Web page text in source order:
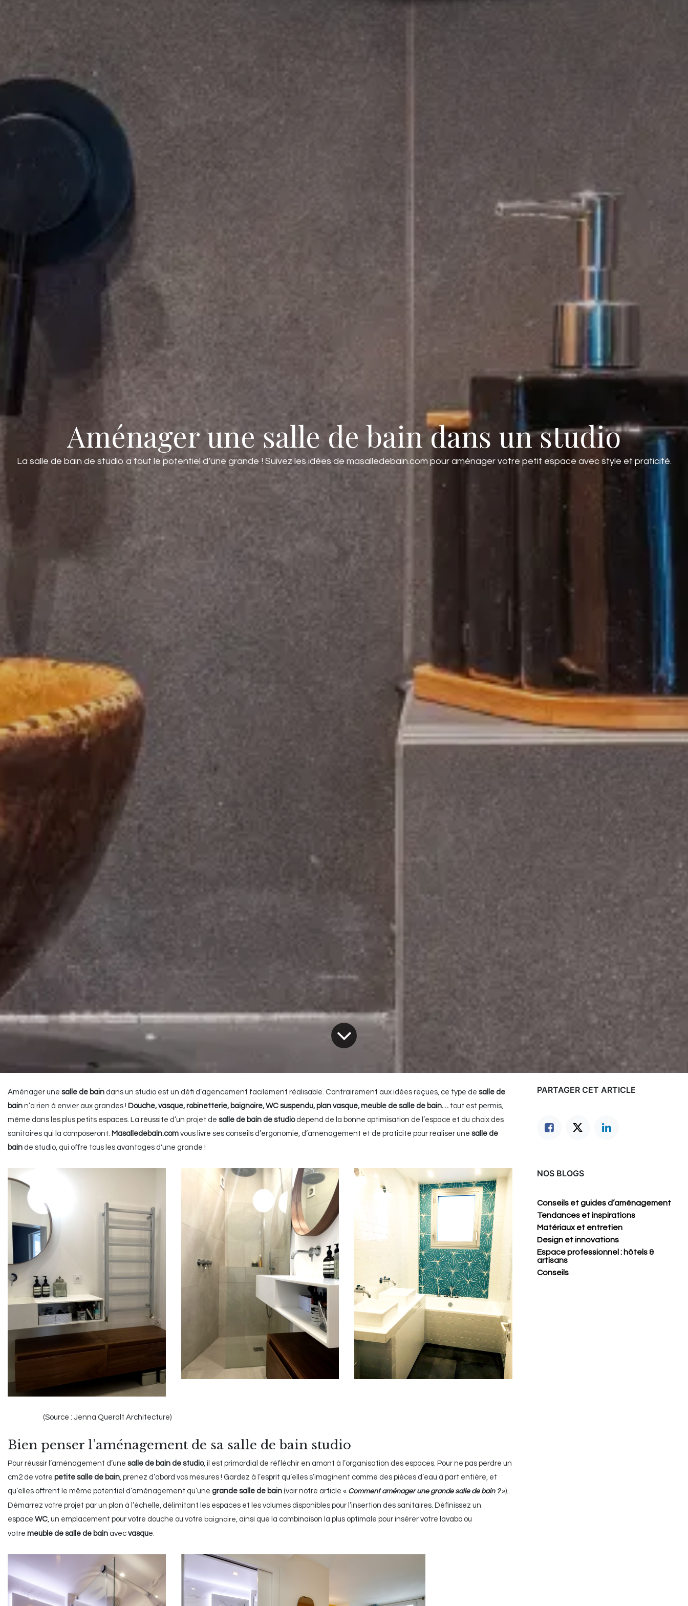
Aménager une salle de bain dans un studio
La salle de bain de studio a tout le potentiel d’une grande ! Suivez les idées de masalledebain.com pour aménager votre petit espace avec style et praticité.
Aménager une salle de bain dans un studio est un défi d’agencement facilement réalisable. Contrairement aux idées reçues, ce type de salle de
bain n’a rien à envier aux grandes ! Douche, vasque, robinetterie, baignoire, WC suspendu, plan vasque, meuble de salle de bain… tout est permis,
même dans les plus petits espaces. La réussite d’un projet de salle de bain de studiodépend de la bonne optimisation de l’espace et du choix des
sanitaires qui la composeront. Masalledebain.com vous livre ses conseils d’ergonomie, d’aménagement et de praticité pour réaliser une salle de
bain de studio, qui offre tous les avantages d'une grande !
(Source : Jenna Queralt Architecture)
Bien penser l’aménagement de sa salle de bain studio
Pour réussir l’aménagement d’une salle de bain de studio, il est primordial de réfléchir en amont à l’organisation des espaces. Pour ne pas perdre un
cm2 de votre petite salle de bain , prenez d’abord vos mesures ! Gardez à l’esprit qu’elles s’imaginent comme des pièces d’eau à part entière, et
qu’elles offrent le même potentiel d’aménagement qu’une grande salle de bain (voir notre article « Comment aménager une grande salle de bain ? »).
Démarrez votre projet par un plan à l’échelle, délimitant les espaces et les volumes disponibles pour l’insertion des sanitaires. Définissez un
espace WC , un emplacement pour votre douche ou votre baignoire , ainsi que la combinaison la plus optimale pour insérer votre lavabo ou
votre meuble de salle de bain avec vasque.
PARTAGER CET ARTICLE
NOS BLOGS
Conseils et guides d’aménagement
Tendances et inspirations
Matériaux et entretien
Design et innovations
Espace professionnel : hôtels &
artisans
Conseils